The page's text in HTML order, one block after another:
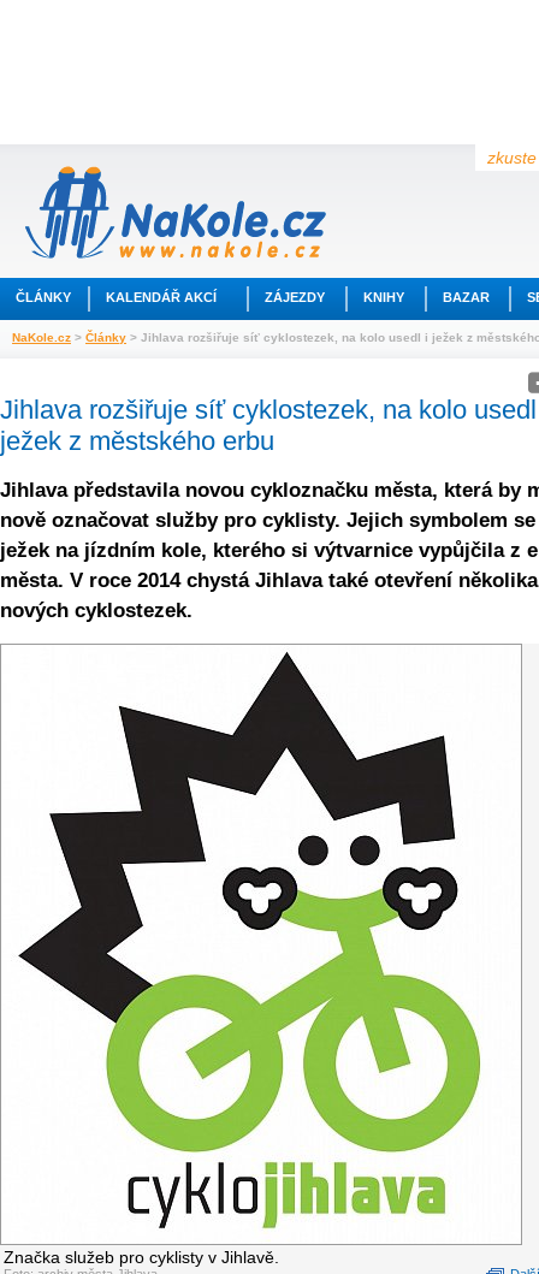
ČLÁNKY KALENDÁŘ AKCÍ ZÁJEZDY KNIHY BAZAR
NaKole.cz > Články > Jihlava rozšiřuje síť cyklostezek, na kolo usedl i ježek z
Jihlava rozšiřuje síť cyklostezek, na kolo
ježek z městského erbu
Jihlava představila novou cykloznačku města, která by
nově označovat služby pro cyklisty. Jejich symbolem
ježek na jízdním kole, kterého si výtvarnice vypůjčila z
města. V roce 2014 chystá Jihlava také otevření několika
nových cyklostezek.
Značka služeb pro cyklisty v Jihlavě.